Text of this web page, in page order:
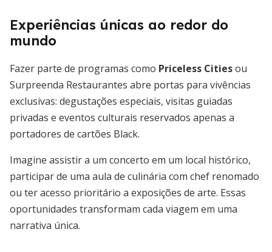
Experiências únicas ao redor do
mundo
Fazer parte de programas como Priceless Citiesou
Surpreenda Restaurantes abre portas para vivências
exclusivas: degustações especiais, visitas guiadas
privadas e eventos culturais reservados apenas a
portadores de cartões Black.
Imagine assistir a um concerto em um local histórico,
participar de uma aula de culinária com chef renomado
ou ter acesso prioritário a exposições de arte. Essas
oportunidades transformam cada viagem em uma
narrativa única.